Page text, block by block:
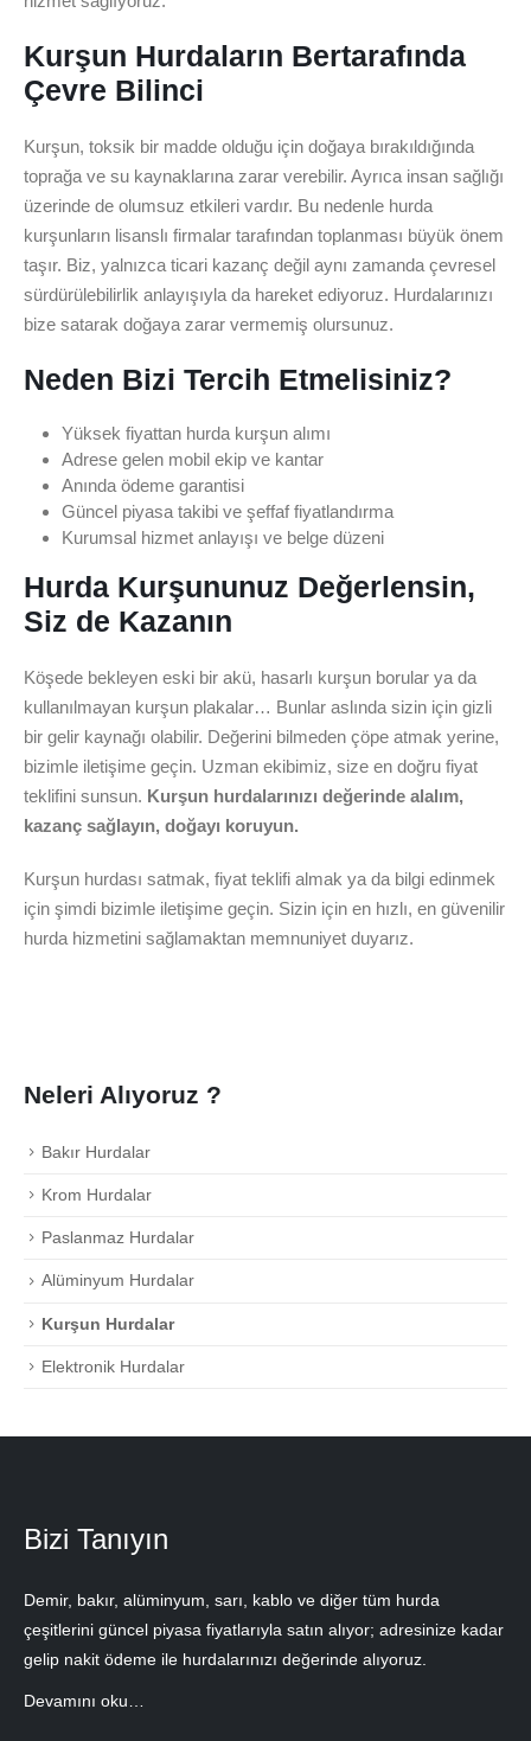
Kurşun Hurdaların Bertarafında
Çevre Bilinci
Kurşun, toksik bir madde olduğu için doğaya bırakıldığında
toprağa ve su kaynaklarına zarar verebilir. Ayrıca insan sağlığı
üzerinde de olumsuz etkileri vardır. Bu nedenle hurda
kurşunların lisanslı firmalar tarafından toplanması büyük önem
taşır. Biz, yalnızca ticari kazanç değil aynı zamanda çevresel
sürdürülebilirlik anlayışıyla da hareket ediyoruz. Hurdalarınızı
bize satarak doğaya zarar vermemiş olursunuz.
Neden Bizi Tercih Etmelisiniz?
Yüksek fiyattan hurda kurşun alımı
Adrese gelen mobil ekip ve kantar
Anında ödeme garantisi
Güncel piyasa takibi ve şeffaf fiyatlandırma
Kurumsal hizmet anlayışı ve belge düzeni
Hurda Kurşununuz Değerlensin,
Siz de Kazanın
Köşede bekleyen eski bir akü, hasarlı kurşun borular ya da
kullanılmayan kurşun plakalar… Bunlar aslında sizin için gizli
bir gelir kaynağı olabilir. Değerini bilmeden çöpe atmak yerine,
bizimle iletişime geçin. Uzman ekibimiz, size en doğru fiyat
teklifini sunsun. Kurşun hurdalarınızı değerinde alalım,
kazanç sağlayın, doğayı koruyun.
Kurşun hurdası satmak, fiyat teklifi almak ya da bilgi edinmek
için şimdi bizimle iletişime geçin. Sizin için en hızlı, en güvenilir
hurda hizmetini sağlamaktan memnuniyet duyarız.
Neleri Alıyoruz ?
Bakır Hurdalar
Krom Hurdalar
Paslanmaz Hurdalar
Alüminyum Hurdalar
Kurşun Hurdalar
Elektronik Hurdalar
Bizi Tanıyın
Demir, bakır, alüminyum, sarı, kablo ve diğer tüm hurda
çeşitlerini güncel piyasa fiyatlarıyla satın alıyor; adresinize kadar
gelip nakit ödeme ile hurdalarınızı değerinde alıyoruz.
Devamını oku…